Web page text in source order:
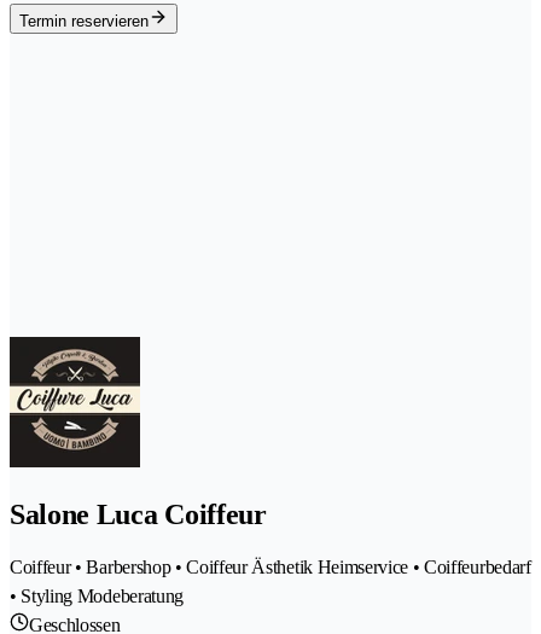
Termin reservieren
Salone Luca Coiffeur
Coiffeur • Barbershop • Coiffeur Ästhetik Heimservice • Coiffeurbedarf
• Styling Modeberatung
Geschlossen